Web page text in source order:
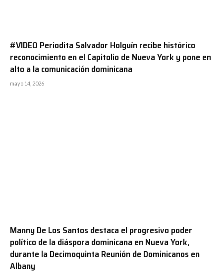
#VIDEO Periodita Salvador Holguín recibe histórico
reconocimiento en el Capitolio de Nueva York y pone en
alto a la comunicación dominicana
mayo 14, 2026
Manny De Los Santos destaca el progresivo poder
político de la diáspora dominicana en Nueva York,
durante la Decimoquinta Reunión de Dominicanos en
Albany